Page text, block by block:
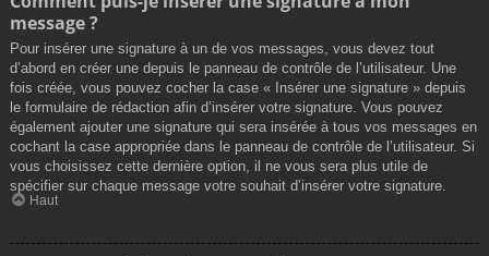
message ?
Pour insérer une signature à un de vos messages, vous devez tout
d’abord en créer une depuis le panneau de contrôle de l’utilisateur. Une
fois créée, vous pouvez cocher la case « Insérer une signature » depuis
le formulaire de rédaction afin d’insérer votre signature. Vous pouvez
également ajouter une signature qui sera insérée à tous vos messages en
cochant la case appropriée dans le panneau de contrôle de l’utilisateur. Si
vous choisissez cette dernière option, il ne vous sera plus utile de
spécifier sur chaque message votre souhait d’insérer votre signature.
Haut